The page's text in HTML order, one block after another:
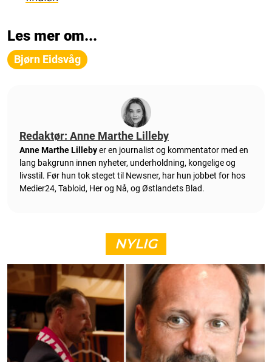
Les mer om...
Bjørn Eidsvåg
Redaktør: Anne Marthe Lilleby
Anne Marthe Lillebyer en journalist og kommentator med en
lang bakgrunn innen nyheter, underholdning, kongelige og
livsstil. Før hun tok steget til Newsner, har hun jobbet for hos
Medier24, Tabloid, Her og Nå, og Østlandets Blad.
NYLIG